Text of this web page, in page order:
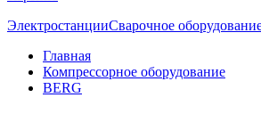
ЭлектростанцииСварочное
Главная
Компрессорное оборудование
BERG